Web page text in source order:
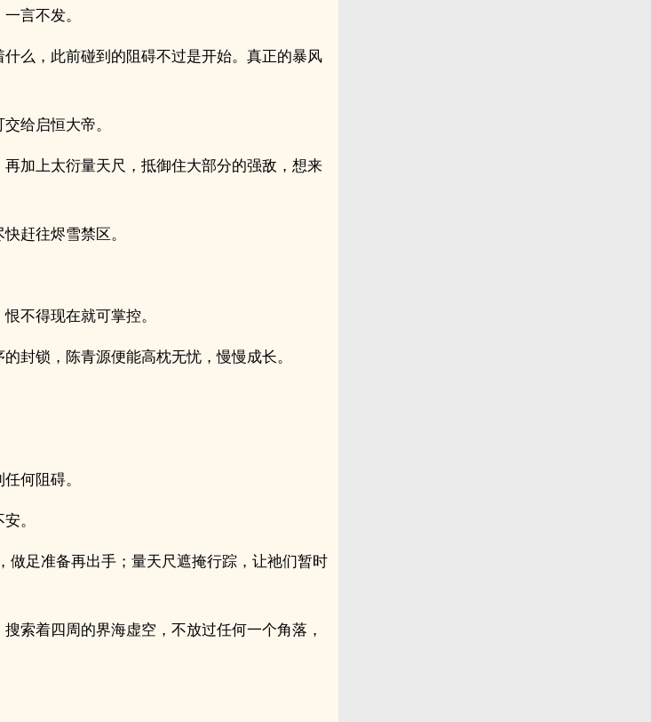
言不发。
么，此前碰到的阻碍不过是开始。真正的暴风
给启恒大帝。
加上太衍量天尺，抵御住大部分的强敌，想来
赶往烬雪禁区。
不得现在就可掌控。
封锁，陈青源便能高枕无忧，慢慢成长。
何阻碍。
。
做足准备再出手；量天尺遮掩行踪，让祂们暂时
索着四周的界海虚空，不放过任何一个角落，